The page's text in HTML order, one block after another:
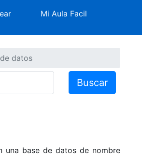
Mi Aula Facil
datos
Buscar
una base de datos de nombre